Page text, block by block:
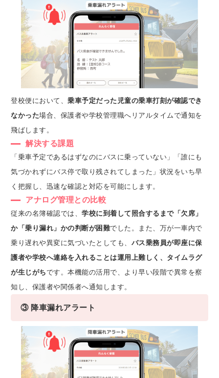
登校便において、乗車予定だった児童の乗車打刻が確認でき
なかった場合、保護者や学校管理職へリアルタイムで通知を
飛ばします。
解決する課題
「乗車予定であるはずなのにバスに乗っていない」「誰にも
気づかれずにバス停で取り残されてしまった」状況をいち早
く把握し、迅速な確認と対応を可能にします。
アナログ管理との比較
従来の名簿確認では、学校に到着して照合するまで「欠席」
か「乗り漏れ」かの判断が困難でした。また、万が一車内で
乗り遅れや異変に気づいたとしても、 バス乗務員が即座に保
護者や学校へ連絡を入れることは運用上難しく、タイムラグ
が生じがちです。本機能の活用で、より早い段階で異常を察
知し、保護者や関係者へ通知します。
③ 降車漏れアラート